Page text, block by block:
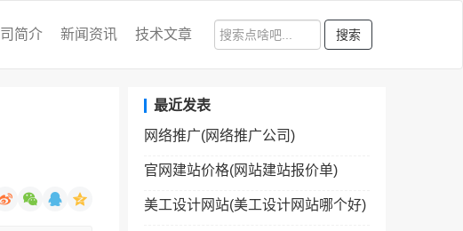
搜索
简介 新闻资讯 技术文章
最近发表
网络推广(网络推广公司)
官网建站价格(网站建站报价单)
美工设计网站(美工设计网站哪个好)